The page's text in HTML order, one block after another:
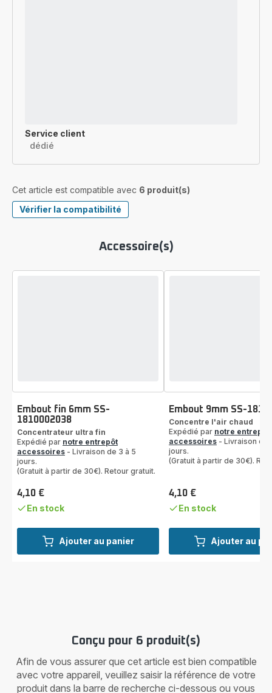
Service client
dédié
Cet article est compatible avec 6 produit(s)
Vérifier la compatibilité
Accessoire(s)
Ajouter au panier
Embout fin 6mm SS-
1810002038
Concentrateur ultra fin
Expédié par notre entrepôt
accessoires - Livraison de 3 à 5
jours.
(Gratuit à partir de 30€). Retour gratuit.
Prix
4,10 €
En stock
Ajouter au
Embout 9mm SS-
Concentre l'air chaud
Expédié par notre entrepôt
accessoires - Livraison de
jours.
(Gratuit à partir de 30€).
Prix
4,10 €
En stock
Conçu pour 6 produit(s)
Afin de vous assurer que cet article est bien compatible
avec votre appareil, veuillez saisir la référence de votre
produit dans la barre de recherche ci-dessous ou vous